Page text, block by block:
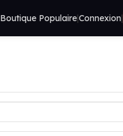
Boutique Populaire|Connexion|